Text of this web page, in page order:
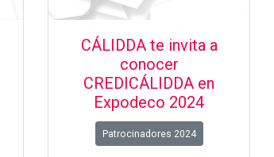
CÁLIDDA te invita a
conocer
CREDICÁLIDDA en
Expodeco 2024
Patrocinadores 2024